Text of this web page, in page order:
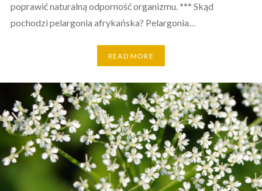
poprawić naturalną odporność organizmu. *** Skąd
pochodzi pelargonia afrykańska? Pelargonia…
READ MORE